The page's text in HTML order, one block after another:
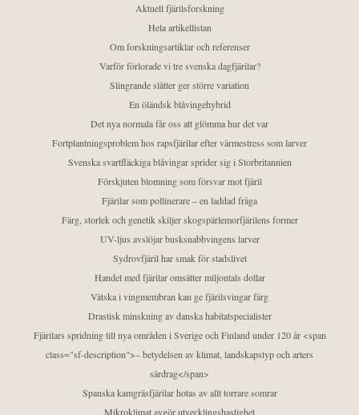
Aktuell fjärilsforskning
Hela artikellistan
Om forskningsartiklar och referenser
Varför förlorade vi tre svenska dagfjärilar?
Slingrande slåtter ger större variation
En öländsk blåvingehybrid
Det nya normala får oss att glömma hur det var
Fortplantningsproblem hos rapsfjärilar efter värmestress som larver
Svenska svartfläckiga blåvingar sprider sig i Storbritannien
Förskjuten blomning som försvar mot fjäril
Fjärilar som pollinerare – en laddad fråga
Färg, storlek och genetik skiljer skogspärlemorfjärilens former
UV-ljus avslöjar busksnabbvingens larver
Sydrovfjäril har smak för stadslivet
Handel med fjärilar omsätter miljontals dollar
Vätska i vingmembran kan ge fjärilsvingar färg
Drastisk minskning av danska habitatspecialister
Fjärilars spridning till nya områden i Sverige och Finland under 120 år <span
class="sf-description">– betydelsen av klimat, landskapstyp och arters
särdrag</span>
Spanska kamgräsfjärilar hotas av allt torrare somrar
Mikroklimat avgör utvecklingshastighet